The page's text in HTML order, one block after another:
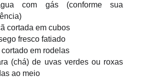
com gás (conforme sua
cortada em cubos
fresco fatiado
em rodelas
(chá) de uvas verdes ou roxas
ao meio